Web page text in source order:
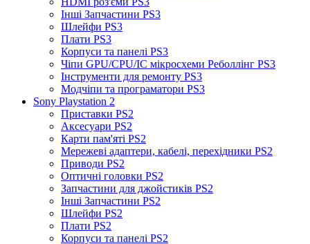
Інші Запчастини PS3
Шлейфи PS3
Плати PS3
Корпуси та панелі PS3
Чіпи GPU/CPU/IC мікросхеми Реболлінг PS3
Інструменти для ремонту PS3
Модчіпи та програматори PS3
Sony Playstation 2
Приставки PS2
Аксесуари PS2
Карти пам'яті PS2
Мережеві адаптери, кабелі, перехідники PS2
Приводи PS2
Оптичні головки PS2
Запчастини для джойстиків PS2
Інші Запчастини PS2
Шлейфи PS2
Плати PS2
Корпуси та панелі PS2